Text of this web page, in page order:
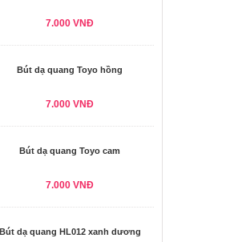
7.000 VNĐ
Bút dạ quang Toyo hồng
7.000 VNĐ
Bút dạ quang Toyo cam
7.000 VNĐ
Bút dạ quang HL012 xanh dương